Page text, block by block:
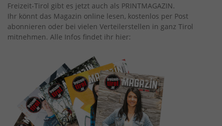
Freizeit-Tirol gibt es jetzt auch als PRINTMAGAZIN.
Ihr könnt das Magazin online lesen, kostenlos per Post
abonnieren oder bei vielen Verteilerstellen in ganz Tirol
mitnehmen. Alle Infos findet ihr hier: